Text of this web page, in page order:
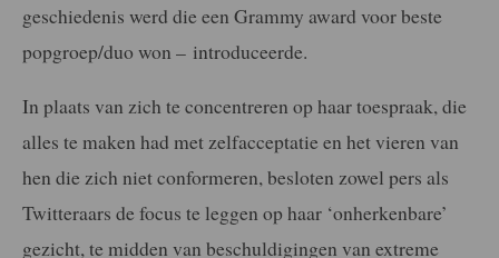
geschiedenis werd die een Grammy award voor beste
popgroep/duo won – introduceerde.
In plaats van zich te concentreren op haar toespraak, die
alles te maken had met zelfacceptatie en het vieren van
hen die zich niet conformeren, besloten zowel pers als
Twitteraars de focus te leggen op haar ‘onherkenbare’
gezicht, te midden van beschuldigingen van extreme